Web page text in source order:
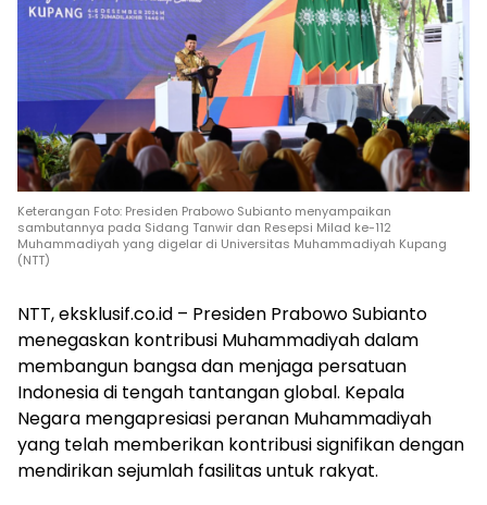
Keterangan Foto: Presiden Prabowo Subianto menyampaikan
sambutannya pada Sidang Tanwir dan Resepsi Milad ke-112
Muhammadiyah yang digelar di Universitas Muhammadiyah Kupang
(NTT)
NTT, eksklusif.co.id – Presiden Prabowo Subianto
menegaskan kontribusi Muhammadiyah dalam
membangun bangsa dan menjaga persatuan
Indonesia di tengah tantangan global. Kepala
Negara mengapresiasi peranan Muhammadiyah
yang telah memberikan kontribusi signifikan dengan
mendirikan sejumlah fasilitas untuk rakyat.